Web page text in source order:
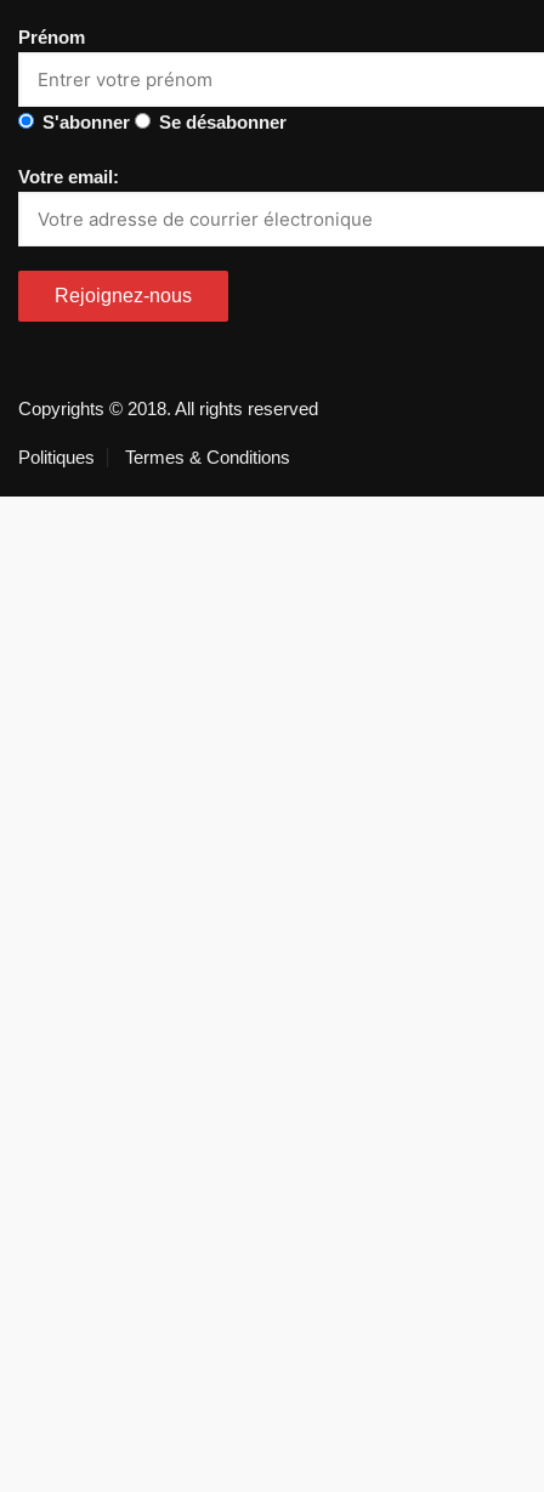
Prénom
S'abonner Se désabonner
Votre email:
Copyrights © 2018. All rights reserved
Politiques Termes & Conditions